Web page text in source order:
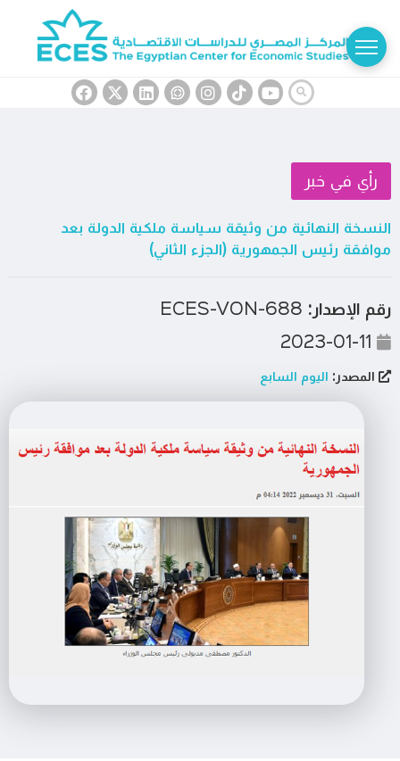
رأي في خبر
النسخة النهائية من وثيقة سياسة ملكية الدولة بعد
موافقة رئيس الجمهورية (الجزء الثاني)
رقم الإصدار:
المصدر: اليوم السابع